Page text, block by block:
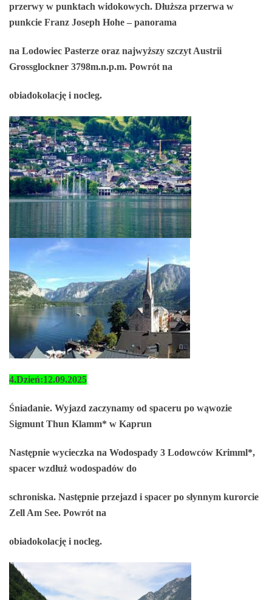
przerwy w punktach widokowych. Dłuższa przerwa w
punkcie Franz Joseph Hohe – panorama
na Lodowiec Pasterze oraz najwyższy szczyt Austrii
Grossglockner 3798m.n.p.m. Powrót na
obiadokolację i nocleg.
4.Dzień:12.09.2025
Śniadanie. Wyjazd zaczynamy od spaceru po wąwozie
Sigmunt Thun Klamm* w Kaprun
Następnie wycieczka na Wodospady 3 Lodowców Krimml*,
spacer wzdłuż wodospadów do
schroniska. Następnie przejazd i spacer po słynnym kurorcie
Zell Am See. Powrót na
obiadokolację i nocleg.